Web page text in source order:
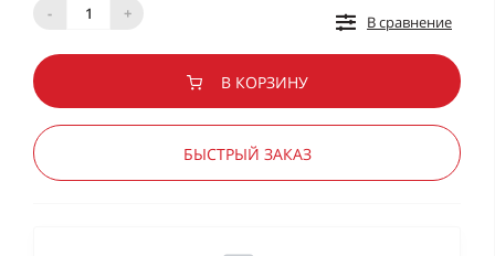
-
+
В сравнение
В КОРЗИНУ
БЫСТРЫЙ ЗАКАЗ